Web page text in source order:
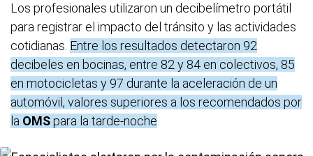
Los profesionales utilizaron un decibelímetro portátil
para registrar el impacto del tránsito y las actividades
cotidianas. Entre los resultados detectaron 92
decibeles en bocinas, entre 82 y 84 en colectivos, 85
en motocicletas y 97 durante la aceleración de un
automóvil, valores superiores a los recomendados por
la OMSpara la tarde-noche